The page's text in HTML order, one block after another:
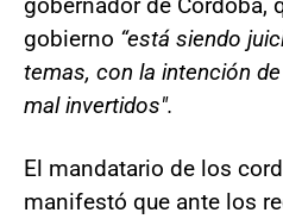
gobierno “está siendo
temas, con la intención
mal invertidos".
El mandatario de los
manifestó que ante los